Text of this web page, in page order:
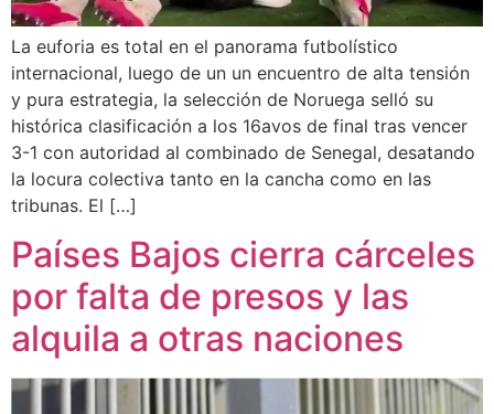
La euforia es total en el panorama futbolístico
internacional, luego de un un encuentro de alta tensión
y pura estrategia, la selección de Noruega selló su
histórica clasificación a los 16avos de final tras vencer
3-1 con autoridad al combinado de Senegal, desatando
la locura colectiva tanto en la cancha como en las
tribunas. El […]
Países Bajos cierra cárceles
por falta de presos y las
alquila a otras naciones